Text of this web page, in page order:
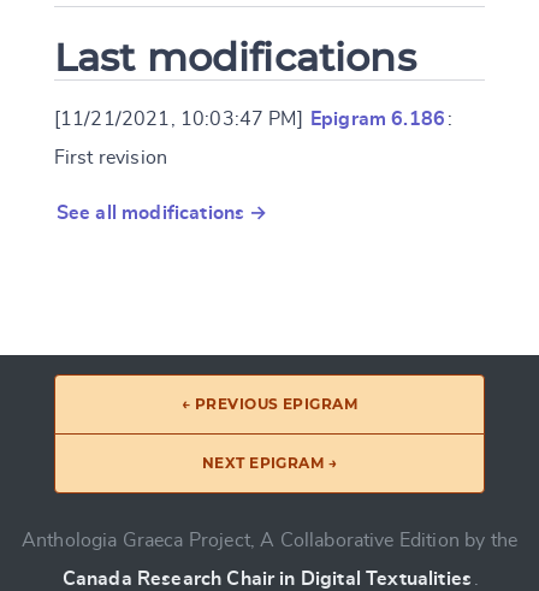
Last modifications
[11/21/2021, 10:03:47 PM] Epigram 6.186 :
First revision
See all modifications →
← PREVIOUS EPIGRAM
NEXT EPIGRAM →
Anthologia Graeca Project, A Collaborative Edition by the
Canada Research Chair in Digital Textualities .